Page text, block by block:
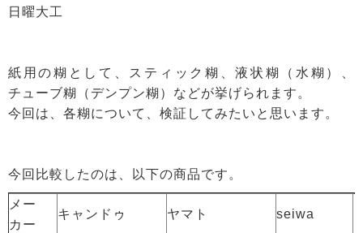
日曜大工
紙用の糊として、スティック糊、液状糊（水糊）、
チューブ糊（デンプン糊）などが挙げられます。
今回は、各糊について、検証してみたいと思います。
今回比較したのは、以下の商品です。
メー
カー
キャンドゥ ヤマト seiwa